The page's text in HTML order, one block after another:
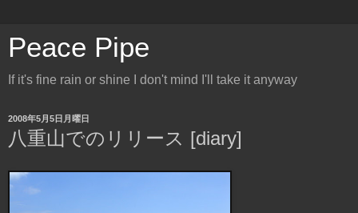
Peace Pipe
If it's fine rain or shine I don't mind I'll take it anyway
2008年5月5日月曜日
八重山でのリリース [diary]